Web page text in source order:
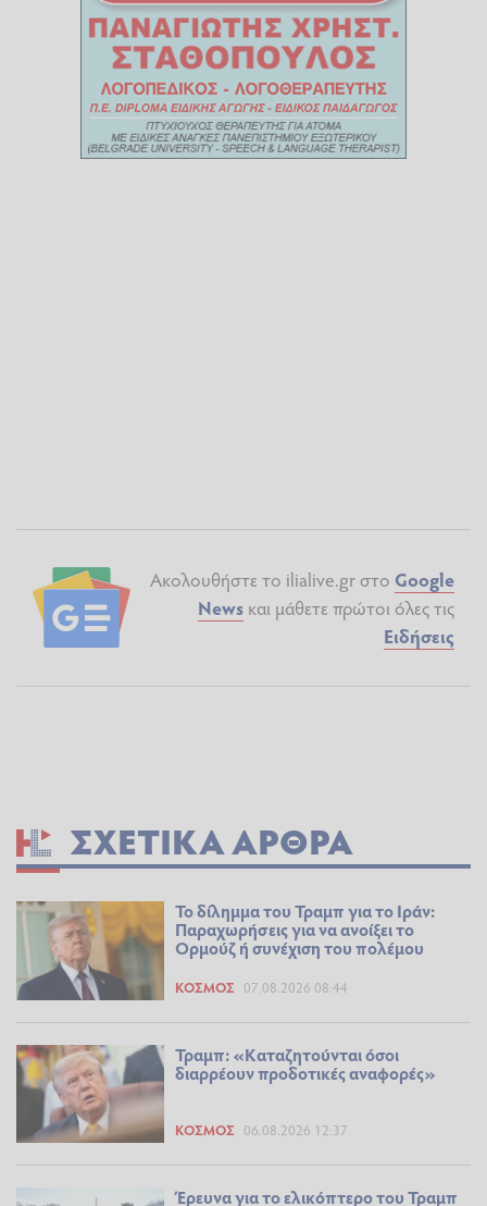
Ακολουθήστε το ilialive.gr στο Google
News και μάθετε πρώτοι όλες τις
Ειδήσεις
ΣΧΕΤΙΚΆ ΆΡΘΡΑ
Το δίλημμα του Τραμπ για το Ιράν:
Παραχωρήσεις για να ανοίξει το
Ορμούζ ή συνέχιση του πολέμου
ΚΌΣΜΟΣ 07.08.2026 08:44
Τραμπ: «Καταζητούνται όσοι
διαρρέουν προδοτικές αναφορές»
ΚΌΣΜΟΣ 06.08.2026 12:37
Έρευνα για το ελικόπτερο του Τραμπ